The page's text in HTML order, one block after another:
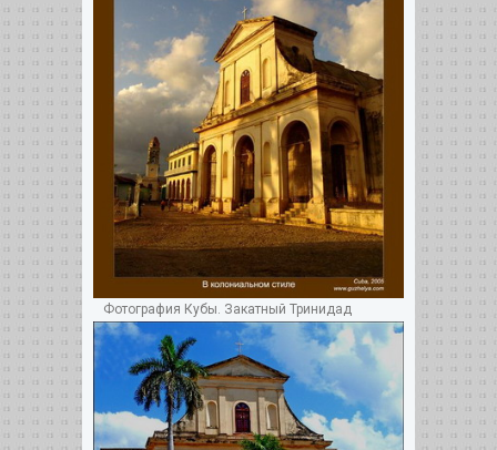
Фотография Кубы. Закатный Тринидад